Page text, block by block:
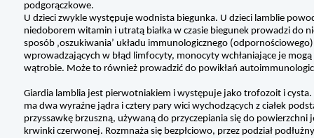
podgorączkowe.
U dzieci zwykle występuje wodnista biegunka. U dzieci lamblie
niedoborem witamin i utratą białka w czasie biegunek prowadzi do
sposób ‚oszukiwania’ układu immunologicznego
wprowadzających w błąd limfocyty, monocyty wchłaniające je
wątrobie. Może to również prowadzić do powikłań
Giardia lamblia jest pierwotniakiem i występuje jako trofozoit i
ma dwa wyraźne jądra i cztery pary wici wychodzących z ciałek
przyssawkę brzuszną, używaną do przyczepiania się do
krwinki czerwonej. Rozmnaża się bezpłciowo, przez podział